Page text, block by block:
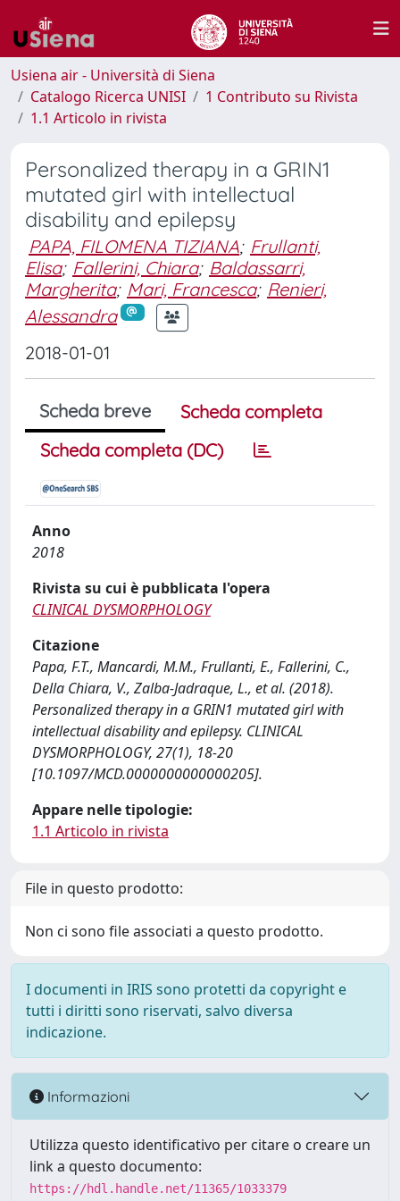
Usiena air - Università di Siena
Catalogo Ricerca UNISI
1 Contributo su Rivista
1.1 Articolo in rivista
Personalized therapy in a GRIN1
mutated girl with intellectual
disability and epilepsy
PAPA, FILOMENA TIZIANA; Frullanti,
Elisa; Fallerini, Chiara; Baldassarri,
Margherita; Mari, Francesca; Renieri,
Alessandra
2018-01-01
Scheda breve
Scheda completa
Scheda completa (DC)
Anno
2018
Rivista su cui è pubblicata l'opera
CLINICAL DYSMORPHOLOGY
Citazione
Papa, F.T., Mancardi, M.M., Frullanti, E., Fallerini, C.,
Della Chiara, V., Zalba-Jadraque, L., et al. (2018).
Personalized therapy in a GRIN1 mutated girl with
intellectual disability and epilepsy. CLINICAL
DYSMORPHOLOGY, 27(1), 18-20
[10.1097/MCD.0000000000000205].
Appare nelle tipologie:
1.1 Articolo in rivista
File in questo prodotto:
Non ci sono file associati a questo prodotto.
I documenti in IRIS sono protetti da copyright e
tutti i diritti sono riservati, salvo diversa
indicazione.
Informazioni
Utilizza questo identificativo per citare o creare un
link a questo documento:
https://hdl.handle.net/11365/1033379